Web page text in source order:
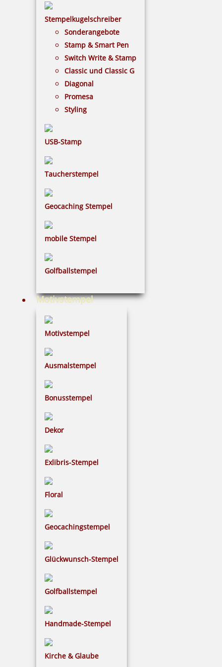
Stempelkugelschreiber
Sonderangebote
Stamp & Smart Pen
Switch Write & Stamp
Classic und Classic G
Diagonal
Promesa
Styling
USB-Stamp
Taucherstempel
Geocaching Stempel
mobile Stempel
Golfballstempel
Motivstempel
Motivstempel
Ausmalstempel
Bonusstempel
Dekor
Exlibris-Stempel
Floral
Geocachingstempel
Glückwunsch-Stempel
Golfballstempel
Handmade-Stempel
Kirche & Glaube
Stempel zum Vorschein. So können Sie unterwegs
ganz leicht Ihre Kontakt- oder Adressdaten